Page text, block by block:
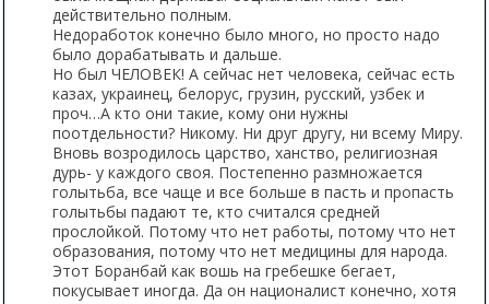
действительно полным.
Недоработок конечно было много, но просто надо
было дорабатывать и дальше.
Но был ЧЕЛОВЕК! А сейчас нет человека, сейчас есть
казах, украинец, белорус, грузин, русский, узбек и
проч…А кто они такие, кому они нужны
поотдельности? Никому. Ни друг другу, ни всему Миру.
Вновь возродилось царство, ханство, религиозная
дурь- у каждого своя. Постепенно размножается
голытьба, все чаще и все больше в пасть и пропасть
голытьбы падают те, кто считался средней
прослойкой. Потому что нет работы, потому что нет
образования, потому что нет медицины для народа.
Этот Боранбай как вошь на гребешке бегает,
покусывает иногда. Да он националист конечно, хотя